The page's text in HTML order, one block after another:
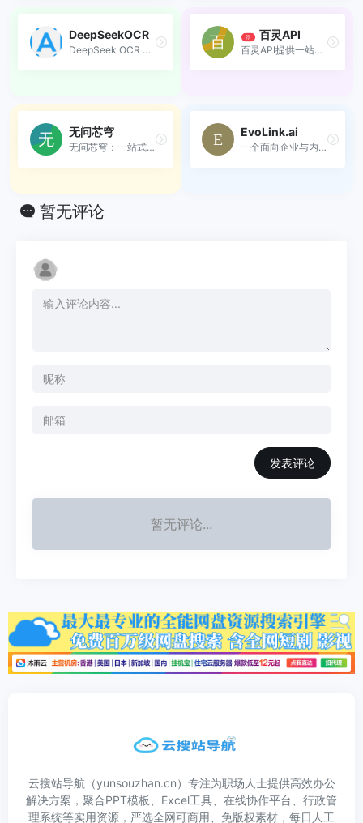
DeepSeekOCR
DeepSeek OCR 是一个突破性的...
荐 百灵API
百灵API提供一站式高质量接口、在线调试与7×24技术支持，助力开发者快速集成上线。
无问芯穹
无问芯穹：一站式AI基础设施平台，加速模型训练与部署，释放无限算力潜能。
EvoLink.ai
一个面向企业与内容团队的多...
暂无评论
发表评论
暂无评论...
云搜站导航（yunsouzhan.cn）专注为职场人士提供高效办公
解决方案，聚合PPT模板、Excel工具、在线协作平台、行政管
理系统等实用资源，严选全网可商用、免版权素材，每日人工